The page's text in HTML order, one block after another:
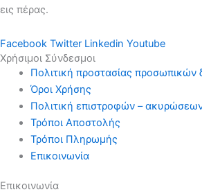
εις πέρας.
Facebook Twitter Linkedin Youtube
Χρήσιμοι Σύνδεσμοι
Πολιτική προστασίας προσωπικών
Όροι Χρήσης
Πολιτική επιστροφών –
Τρόποι Αποστολής
Τρόποι Πληρωμής
Επικοινωνία
Επικοινωνία